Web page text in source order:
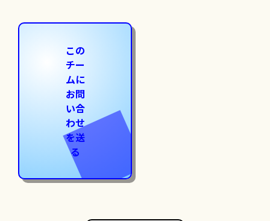
この
チー
ムに
お問
い合
わせ
を送
る